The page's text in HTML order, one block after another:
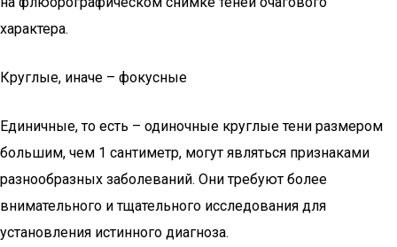
характера.
Круглые, иначе – фокусные
Единичные, то есть – одиночные круглые тени размером
большим, чем 1 сантиметр, могут являться признаками
разнообразных заболеваний. Они требуют более
внимательного и тщательного исследования для
установления истинного диагноза.